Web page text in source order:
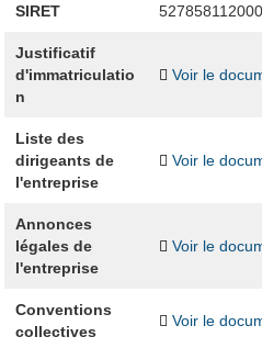
SIRET 527858112000
Justificatif
d'immatriculatio
n
Voir le
Liste des
dirigeants de
l'entreprise
Voir le
Annonces
légales de
l'entreprise
Voir le
Conventions
collectives
Voir le